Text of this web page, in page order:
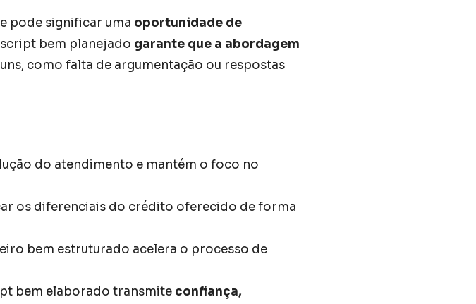
pode significar uma oportunidade de
script bem planejado garante que a abordagem
como falta de argumentação ou respostas
do atendimento e mantém o foco no
os diferenciais do crédito oferecido de forma
bem estruturado acelera o processo de
bem elaborado transmite confiança,